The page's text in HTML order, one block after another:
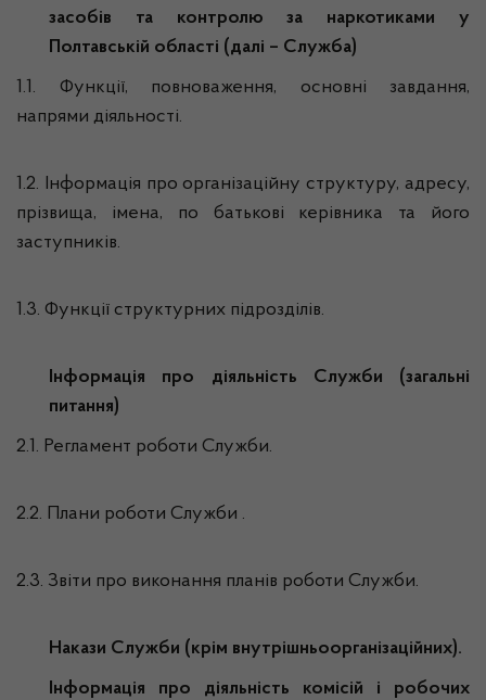
засобів та контролю за наркотиками у
Полтавській області (далі – Служба)
1.1. Функції, повноваження, основні завдання,
напрями діяльності.
1.2. Інформація про організаційну структуру, адресу,
прізвища, імена, по батькові керівника та його
заступників.
1.3. Функції структурних підрозділів.
Інформація про діяльність Служби (загальні
питання)
2.1. Регламент роботи Служби.
2.2. Плани роботи Служби .
2.3. Звіти про виконання планів роботи Служби.
Накази Служби (крім внутрішньоорганізаційних).
Інформація про діяльність комісій і робочих